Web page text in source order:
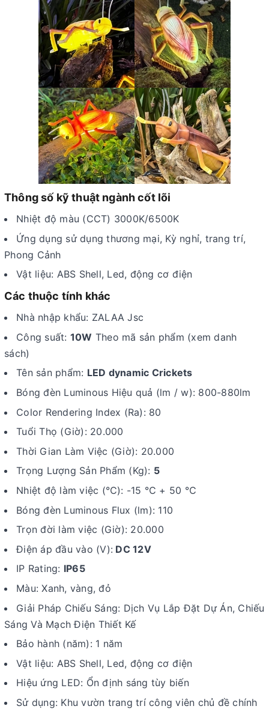
Thông số kỹ thuật ngành cốt lõi
Nhiệt độ màu (CCT) 3000K/6500K
Ứng dụng sử dụng thương mại, Kỳ nghỉ, trang trí,
Phong Cảnh
Vật liệu: ABS Shell, Led, động cơ điện
Các thuộc tính khác
Nhà nhập khẩu: ZALAA Jsc
Công suất: 10W Theo mã sản phẩm (xem danh
sách)
Tên sản phẩm: LED dynamic Crickets
Bóng đèn Luminous Hiệu quả (lm / w): 800-880lm
Color Rendering Index (Ra): 80
Tuổi Thọ (Giờ): 20.000
Thời Gian Làm Việc (Giờ): 20.000
Trọng Lượng Sản Phẩm (Kg): 5
Nhiệt độ làm việc (℃): -15 ℃ + 50 ℃
Bóng đèn Luminous Flux (lm): 110
Trọn đời làm việc (Giờ): 20.000
Điện áp đầu vào (V): DC 12V
IP Rating: IP65
Màu: Xanh, vàng, đỏ
Giải Pháp Chiếu Sáng: Dịch Vụ Lắp Đặt Dự Án, Chiếu
Sáng Và Mạch Điện Thiết Kế
Bảo hành (năm): 1 năm
Vật liệu: ABS Shell, Led, động cơ điện
Hiệu ứng LED: Ổn định sáng tùy biến
Sử dụng: Khu vườn trang trí công viên chủ đề chính